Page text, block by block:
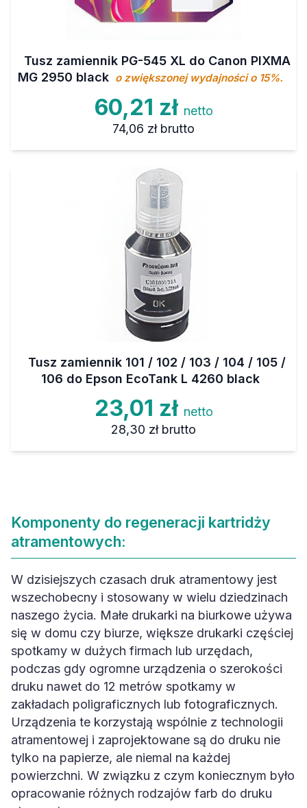
Tusz zamiennik PG-545 XL do Canon PIXMA
MG 2950 black o zwiększonej wydajności o 15%.
60,21 zł netto
74,06 zł brutto
Tusz zamiennik 101 / 102 / 103 / 104 / 105 /
106 do Epson EcoTank L 4260 black
23,01 zł netto
28,30 zł brutto
Komponenty do regeneracji kartridży
atramentowych:
W dzisiejszych czasach druk atramentowy jest
wszechobecny i stosowany w wielu dziedzinach
naszego życia. Małe drukarki na biurkowe używa
się w domu czy biurze, większe drukarki częściej
spotkamy w dużych firmach lub urzędach,
podczas gdy ogromne urządzenia o szerokości
druku nawet do 12 metrów spotkamy w
zakładach poligraficznych lub fotograficznych.
Urządzenia te korzystają wspólnie z technologii
atramentowej i zaprojektowane są do druku nie
tylko na papierze, ale niemal na każdej
powierzchni. W związku z czym koniecznym było
opracowanie różnych rodzajów farb do druku